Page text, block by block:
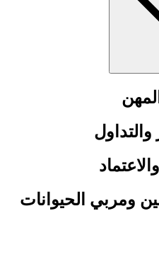
والتداول
ومربي الحيوانات